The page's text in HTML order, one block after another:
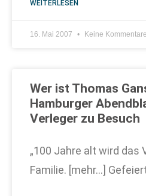
WEITERLESEN
16. Mai 2007 Keine Kommentare
Wer ist Thomas
Hamburger
Verleger zu Besuch
„100 Jahre alt wird das
Familie. [mehr…]